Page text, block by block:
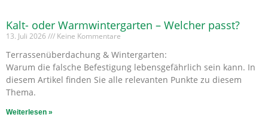
Kalt- oder Warmwintergarten – Welcher passt?
13. Juli 2026 Keine Kommentare
Terrassenüberdachung & Wintergarten:
Warum die falsche Befestigung lebensgefährlich sein kann. In
diesem Artikel finden Sie alle relevanten Punkte zu diesem
Thema.
Weiterlesen »